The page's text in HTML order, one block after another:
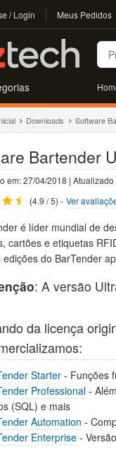
/ Login Meus Pedidos
Downloads Software
Bartender
em: 27/04/2018 |
(4.9 / 5) - Ver
é líder mundial de
cartões e etiquetas
edições do BarTender
: A versão
da licença
Starter- Funções
Professional-
(SQL) e mais
Automation -
Enterprise-